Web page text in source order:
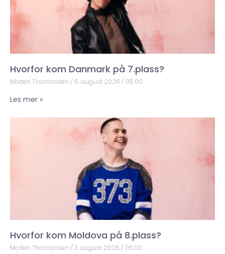
Hvorfor kom Danmark på 7.plass?
Morten Thomassen 5. august 2026 05:00
Les mer »
Hvorfor kom Moldova på 8.plass?
Morten Thomassen 3. august 2026 05:00